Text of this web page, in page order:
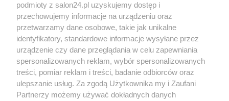
Społeczeństwo
Kultura
X Facebook Instagram Youtube
podmioty z salon24.pl uzyskujemy dostęp i
przechowujemy informacje na urządzeniu oraz
przetwarzamy dane osobowe, takie jak unikalne
identyfikatory, standardowe informacje wysyłane przez
urządzenie czy dane przeglądania w celu zapewniania
spersonalizowanych reklam, wybór spersonalizowanych
treści, pomiar reklam i treści, badanie odbiorców oraz
ulepszanie usług. Za zgodą Użytkownika my i Zaufani
Partnerzy możemy używać dokładnych danych